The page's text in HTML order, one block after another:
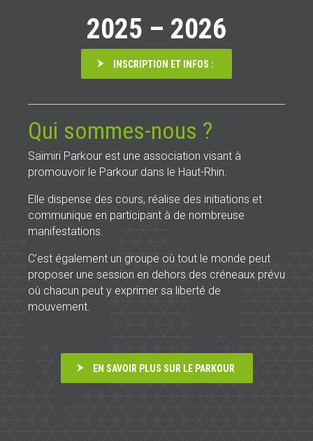
2025 – 2026
INSCRIPTION ET INFOS :
Qui sommes-nous ?
Saïmiri Parkour est une association visant à
promouvoir le Parkour dans le Haut-Rhin.
Elle dispense des cours, réalise des initiations et
communique en participant à de nombreuse
manifestations.
C’est également un groupe où tout le monde peut
proposer une session en dehors des créneaux prévu
où chacun peut y exprimer sa liberté de
mouvement.
EN SAVOIR PLUS SUR LE PARKOUR